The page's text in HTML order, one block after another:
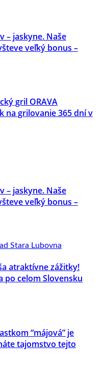
– jaskyne. Naše
veľký bonus –
gril ORAVA
na grilovanie 365 dní v
– jaskyne. Naše
veľký bonus –
atraktívne zážitky!
po celom Slovensku
“májová” je
tajomstvo tejto